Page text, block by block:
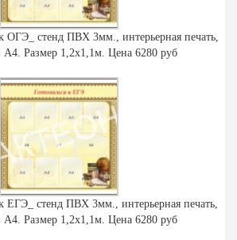
ОГЭ_ стенд ПВХ 3мм., интерьерная печать,
А4. Размер 1,2х1,1м. Цена 6280 руб
ЕГЭ_ стенд ПВХ 3мм., интерьерная печать,
А4. Размер 1,2х1,1м. Цена 6280 руб